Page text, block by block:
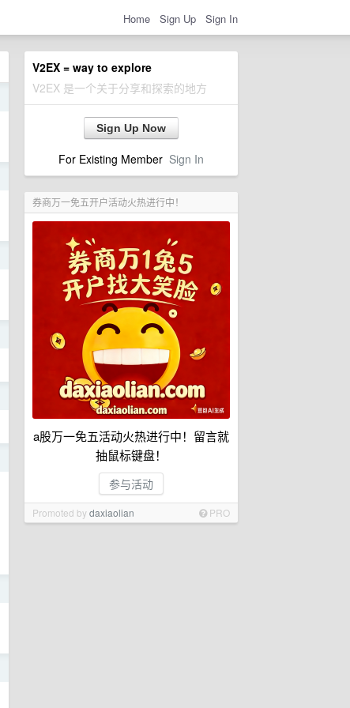
Home Sign Up Sign In
V2EX = way to explore
V2EX 是一个关于分享和探索的地方
Sign Up Now
For Existing Member Sign In
券商万一免五开户活动火热进行中！
a股万一免五活动火热进行中！留言就
抽鼠标键盘！
参与活动
Promoted bydaxiaolian PRO